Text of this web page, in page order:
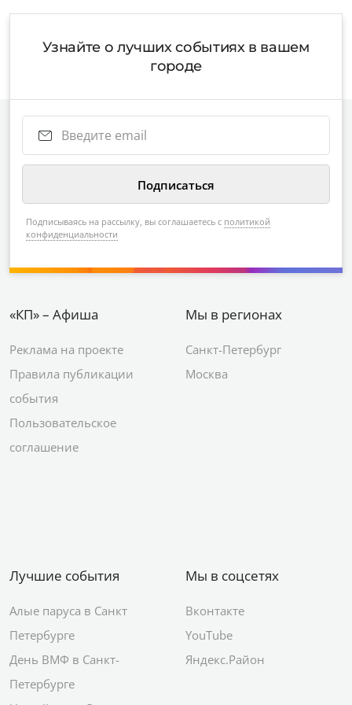
Узнайте о лучших событиях в вашем
городе
Подписываясь на рассылку, вы соглашаетесь с политикой
конфиденциальности
«КП» – Афиша
Реклама на проекте
Правила публикации
события
Пользовательское
соглашение
Мы в регионах
Санкт-Петербург
Москва
Лучшие события
Алые паруса в Санкт
Петербурге
День ВМФ в Санкт-
Петербурге
Мы в соцсетях
Вконтакте
YouTube
Яндекс.Район